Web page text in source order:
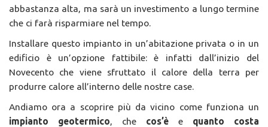
abbastanza alta, ma sarà un investimento a lungo termine
che ci farà risparmiare nel tempo.
Installare questo impianto in un’abitazione privata o in un
edificio è un’opzione fattibile: è infatti dall’inizio del
Novecento che viene sfruttato il calore della terra per
produrre calore all’interno delle nostre case.
Andiamo ora a scoprire più da vicino come funziona un
impianto geotermico, che cos’è e quanto costa